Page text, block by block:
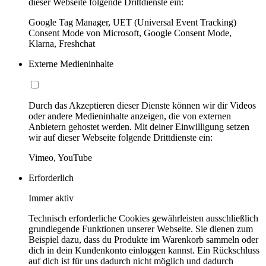
dieser Webseite folgende Drittdienste ein:
Google Tag Manager, UET (Universal Event Tracking)
Consent Mode von Microsoft, Google Consent Mode,
Klarna, Freshchat
Externe Medieninhalte
Durch das Akzeptieren dieser Dienste können wir dir Videos
oder andere Medieninhalte anzeigen, die von externen
Anbietern gehostet werden. Mit deiner Einwilligung setzen
wir auf dieser Webseite folgende Drittdienste ein:
Vimeo, YouTube
Erforderlich
Immer aktiv
Technisch erforderliche Cookies gewährleisten ausschließlich
grundlegende Funktionen unserer Webseite. Sie dienen zum
Beispiel dazu, dass du Produkte im Warenkorb sammeln oder
dich in dein Kundenkonto einloggen kannst. Ein Rückschluss
auf dich ist für uns dadurch nicht möglich und dadurch